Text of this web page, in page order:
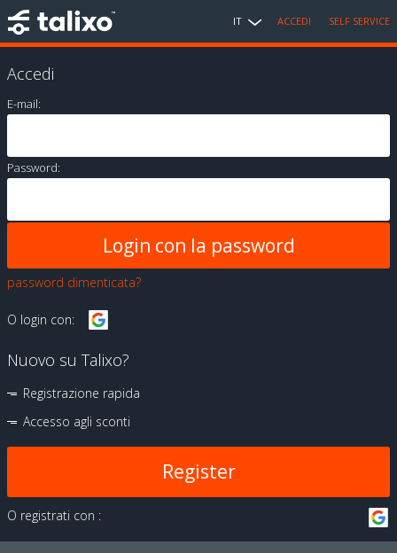
IT ACCEDI SELF SERVICE
Accedi
E-mail:
Password:
password dimenticata?
O login con:
Nuovo su Talixo?
Registrazione rapida
Accesso agli sconti
Register
O registrati con :